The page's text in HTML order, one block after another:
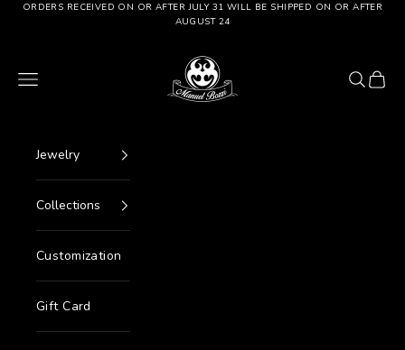
Go to content
ORDERS RECEIVED ON OR AFTER JULY 31 WILL BE SHIPPED ON OR AFTER
AUGUST 24
Manuel Bozzi Jewels
Menu
Search
Cart
Jewelry
Collections
Customization
Gift Card